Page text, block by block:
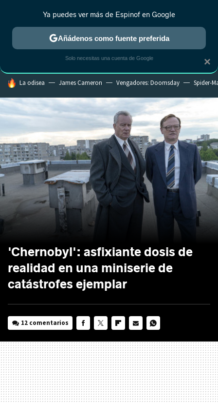
ESTRENOS REALITY ANIME RANKINGS CINE
HOY SE HABLA DE
La odisea James Cameron Vengadores: Doomsday Spider-
'Chernobyl': asfixiante dosis de
realidad en una miniserie de
catástrofes ejemplar
12 comentarios
MAIL
×
Ya puedes ver más de Espinof en Google
Añádenos como fuente preferida
Solo necesitas una cuenta de Google